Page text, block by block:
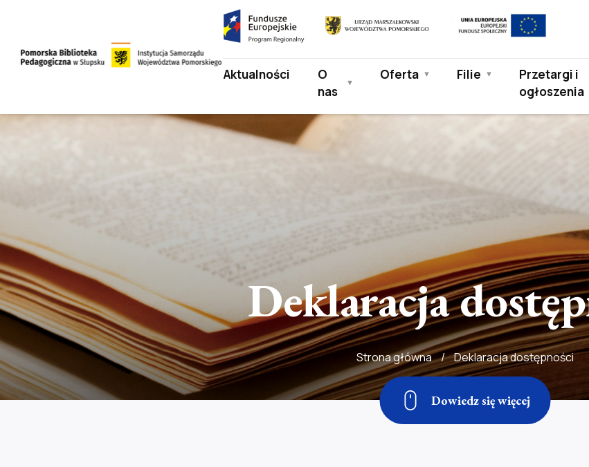
Przejdź
Przejdź
Fundusze
Europejskie
Program
Regionalny
Urząd
Województwa
Pomorskiego
Europejski
Społeczny
Aktualności
O
nas
Oferta Filie
Przetargi i
ogłoszenia
Deklaracja
Strona główna / Deklaracja dostępności
Dowiedz się więcej